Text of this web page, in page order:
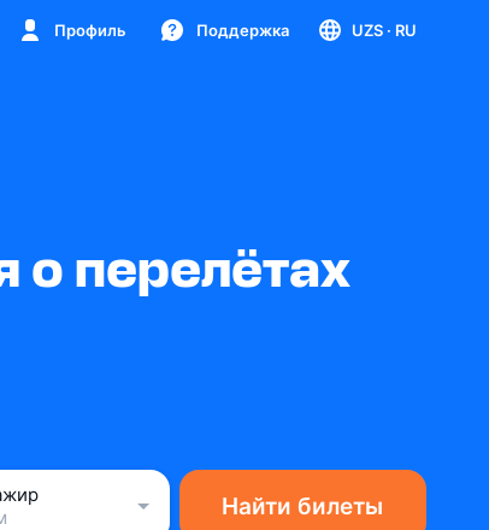
Профиль Поддержка UZS · RU
о перелётах
Найти билеты